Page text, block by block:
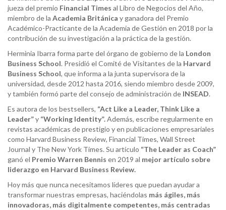
jueza del premio Financial Times al Libro de Negocios del Año,
miembro de la Academia Británica y ganadora del Premio
Académico-Practicante de la Academia de Gestión en 2018 por la
contribución de su investigación a la práctica de la gestión.
Herminia Ibarra forma parte del órgano de gobierno de la London
Business School. Presidió el Comité de Visitantes de la Harvard
Business School, que informa a la junta supervisora de la
universidad, desde 2012 hasta 2016, siendo miembro desde 2009,
y también formó parte del consejo de administración de INSEAD.
Es autora de los bestsellers, “Act Like a Leader, Think Like a
Leader”y “Working Identity”.Además, escribe regularmente en
revistas académicas de prestigio y en publicaciones empresariales
como Harvard Business Review, Financial Times, Wall Street
Journal y The New York Times. Su artículo “The Leader as Coach”
ganó el Premio Warren Bennis en 2019 al mejor artículo sobre
liderazgo en Harvard Business Review.
Hoy más que nunca necesitamos líderes que puedan ayudar a
transformar nuestras empresas, haciéndolas más ágiles, más
innovadoras, más digitalmente competentes, más centradas